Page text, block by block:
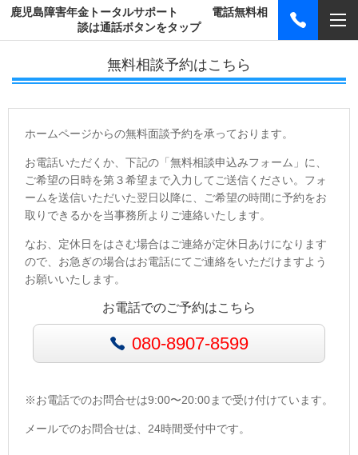
鹿児島障害年金トータルサポート 電話無料相
談は通話ボタンをタップ
無料相談予約はこちら
ホームページからの無料面談予約を承っております。
お電話いただくか、下記の「無料相談申込みフォーム」に、
ご希望の日時を第３希望まで入力してご送信ください。フォ
ームを送信いただいた翌日以降に、ご希望の時間に予約をお
取りできるかを当事務所よりご連絡いたします。
なお、定休日をはさむ場合はご連絡が定休日あけになります
ので、お急ぎの場合はお電話にてご連絡をいただけますよう
お願いいたします。
お電話でのご予約はこちら
080-8907-8599
※お電話でのお問合せは9:00〜20:00まで受け付けています。
メールでのお問合せは、24時間受付中です。